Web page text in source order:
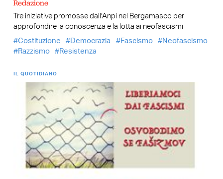
Redazione
Tre iniziative promosse dall’Anpi nel Bergamasco per
approfondire la conoscenza e la lotta ai neofascismi
Costituzione
Democrazia Fascismo
Neofascismo
Razzismo
Resistenza
IL QUOTIDIANO